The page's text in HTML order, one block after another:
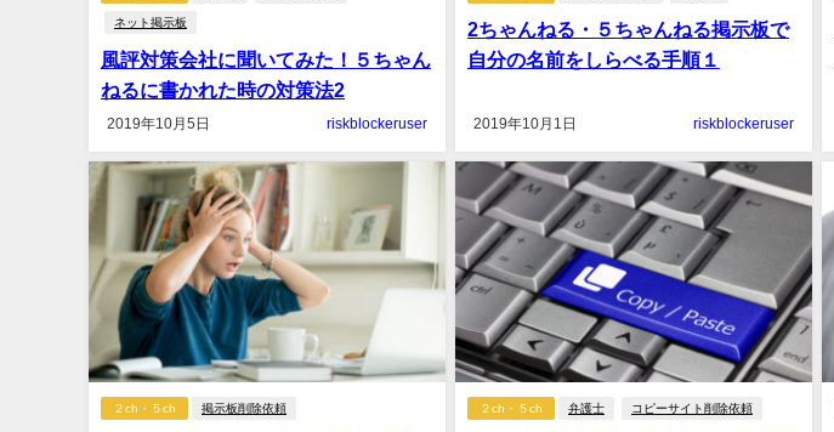
ネット掲示板
風評対策会社に聞いてみた！５ちゃん
ねるに書かれた時の対策法2
2019年10月5日 riskblockeruser
2ちゃんねる・５ちゃんねる掲示板で
自分の名前をしらべる手順１
2019年10月1日 riskblockeruser
２ch・５ch 掲示板削除依頼 ２ch・５ch 弁護士 コピーサイト削除依頼